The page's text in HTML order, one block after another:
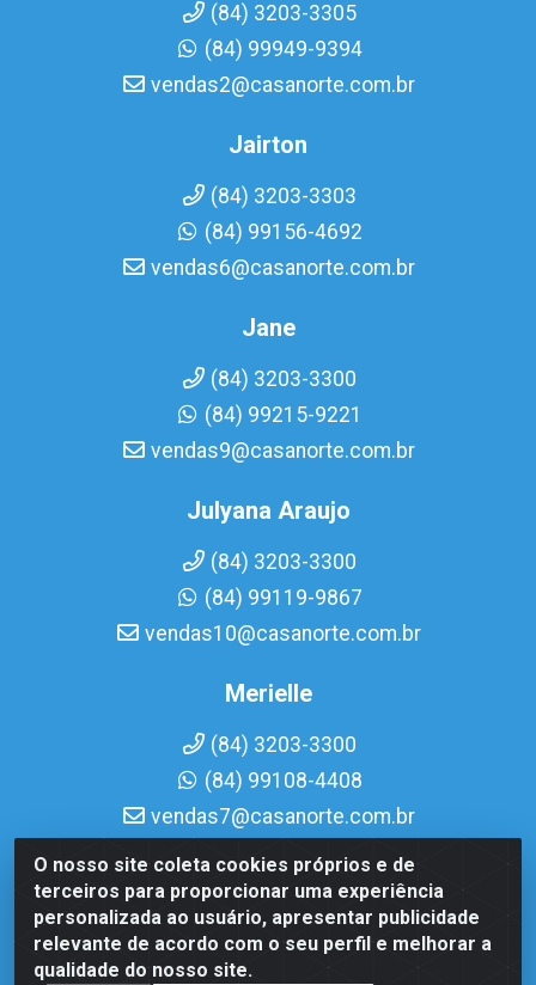
O nosso site coleta cookies próprios e de
terceiros para proporcionar uma experiência
personalizada ao usuário, apresentar publicidade
relevante de acordo com o seu perfil e melhorar a
qualidade do nosso site.
(84) 3203-3305
(84) 99949-9394
vendas2@casanorte.com.br
Jairton
(84) 3203-3303
(84) 99156-4692
vendas6@casanorte.com.br
Jane
(84) 3203-3300
(84) 99215-9221
vendas9@casanorte.com.br
Julyana Araujo
(84) 3203-3300
(84) 99119-9867
vendas10@casanorte.com.br
Merielle
(84) 3203-3300
(84) 99108-4408
vendas7@casanorte.com.br
Casa Norte LTDA - Av. Interventor Mário Câmara, 1815 -
Dix-Sept Rosado, Natal/RN - CEP 59054-600 - CNPJ
08.713.513/0001-51